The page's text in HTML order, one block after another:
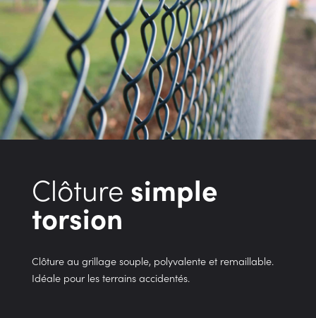
Clôture simple
torsion
Clôture au grillage souple, polyvalente et remaillable.
Idéale pour les terrains accidentés.